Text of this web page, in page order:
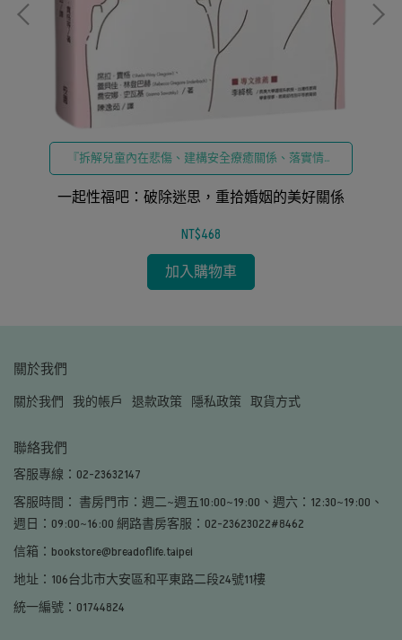
『拆解兒童內在悲傷、建構安全療癒關係、落實情緒
轉化、深化親子情感韌性、培育全人健康心智』
一起性福吧：破除迷思，重拾婚姻的美好關係
NT$468
加入購物車
關於我們
關於我們 我的帳戶 退款政策 隱私政策 取貨方式
聯絡我們
客服專線：02-23632147
客服時間： 書房門市：週二~週五10:00~19:00、週六：12:30~19:00、
週日：09:00~16:00 網路書房客服：02-23623022#8462
信箱：bookstore@breadoflife.taipei
地址：106台北市大安區和平東路二段24號11樓
統一編號：01744824